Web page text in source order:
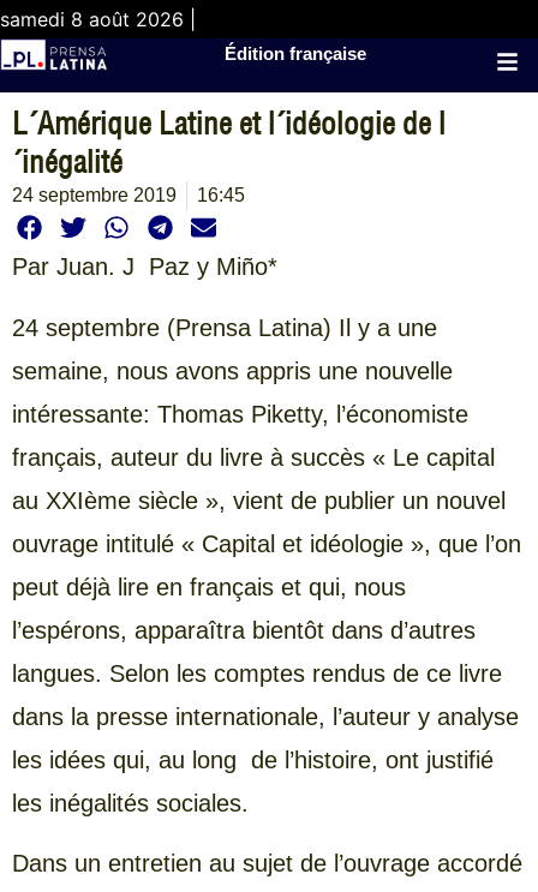
samedi 8 août 2026 |
Édition française
L´Amérique Latine et l´idéologie de l
´inégalité
24 septembre 2019 16:45
Par Juan. J Paz y Miño*
24 septembre (Prensa Latina) Il y a une
semaine, nous avons appris une nouvelle
intéressante: Thomas Piketty, l’économiste
français, auteur du livre à succès « Le capital
au XXIème siècle », vient de publier un nouvel
ouvrage intitulé « Capital et idéologie », que l’on
peut déjà lire en français et qui, nous
l’espérons, apparaîtra bientôt dans d’autres
langues. Selon les comptes rendus de ce livre
dans la presse internationale, l’auteur y analyse
les idées qui, au long de l’histoire, ont justifié
les inégalités sociales.
Dans un entretien au sujet de l’ouvrage accordé